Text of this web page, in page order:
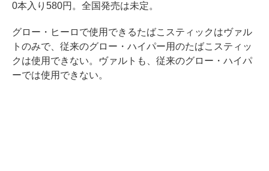
0本入り580円。全国発売は未定。
グロー・ヒーロで使用できるたばこスティックはヴァル
トのみで、従来のグロー・ハイパー用のたばこスティッ
クは使用できない。ヴァルトも、従来のグロー・ハイパ
ーでは使用できない。